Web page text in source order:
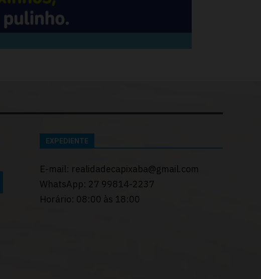
EXPEDIENTE
E-mail: realidadecapixaba@gmail.com
WhatsApp: 27 99814-2237
Horário: 08:00 às 18:00